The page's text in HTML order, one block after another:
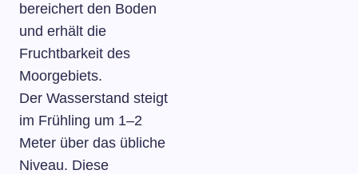
bereichert den Boden
und erhält die
Fruchtbarkeit des
Moorgebiets.
Der Wasserstand steigt
im Frühling um 1–2
Meter über das übliche
Niveau. Diese